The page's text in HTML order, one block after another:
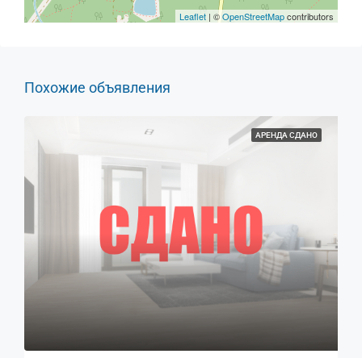
Leaflet | ©OpenStreetMapcontributors
Похожие объявления
АРЕНДА СДАНО